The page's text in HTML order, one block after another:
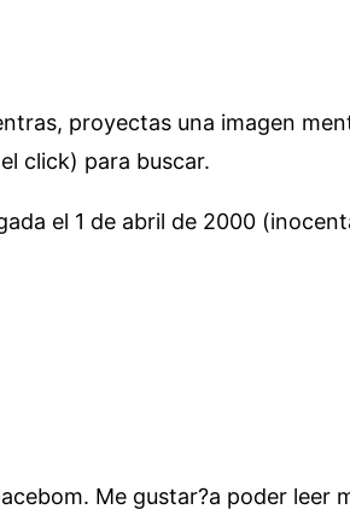
proyectas una imagen
click) para buscar.
el 1 de abril de 2000
Me gustar?a poder leer